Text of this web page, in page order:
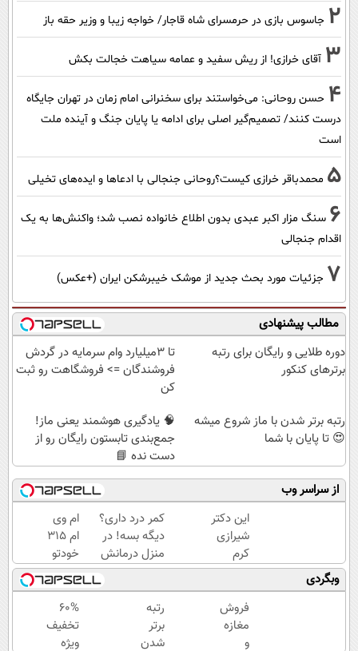
2 جاسوس بازی در حرمسرای شاه قاجار/ خواجه زیبا و وزیر حقه باز
3 آقای خرازی! از ریش سفید و عمامه سیاهت خجالت بکش
4 حسن روحانی: می‌خواستند برای سخنرانی امام زمان در تهران جایگاه
درست کنند/ تصمیم‌گیر اصلی برای ادامه یا پایان جنگ و آینده ملت
است
5 محمدباقر خرازی کیست؟روحانی جنجالی با ادعاها و ایده‌های تخیلی
6 سنگ مزار اکبر عبدی بدون اطلاع خانواده نصب شد؛ واکنش‌ها به یک
اقدام جنجالی
7 جزئیات مورد بحث جدید از موشک خیبرشکن ایران (+عکس)
مطالب پیشنهادی
دوره طلایی و رایگان برای رتبه
برترهای کنکور
تا 3میلیارد وام سرمایه در گردش
فروشندگان => فروشگاهت رو ثبت
کن
رتبه برتر شدن با ماز شروع میشه
😍 تا پایان با شما
🧠 یادگیری هوشمند یعنی ماز!
جمع‌بندی تابستون رایگان رو از
دست نده 📘
از سراسر وب
این دکتر
شیرازی
کرم
ترمیم
زخم
ایرانی را
ساخت!!!
کمر درد داری؟
دیگه بسه! در
منزل درمانش
کن
(◀پرسش‌نامه)
ام وی
ام 315
خودتو
رو
راحت
و سریع
بفروش
وبگردی
فروش
مغازه
و
رتبه
برتر
شدن
60%
تخفیف
ویژه